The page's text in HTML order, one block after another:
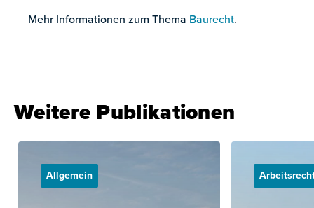
Mehr Informationen zum Thema Baurecht.
Weitere Publikationen
Allgemein